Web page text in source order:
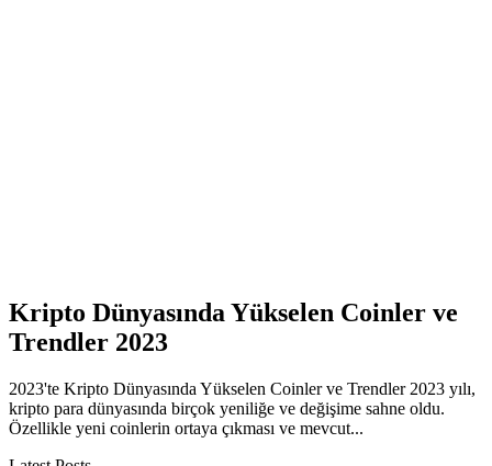
Kripto Dünyasında Yükselen Coinler ve
Trendler 2023
2023'te Kripto Dünyasında Yükselen Coinler ve Trendler 2023 yılı,
kripto para dünyasında birçok yeniliğe ve değişime sahne oldu.
Özellikle yeni coinlerin ortaya çıkması ve mevcut...